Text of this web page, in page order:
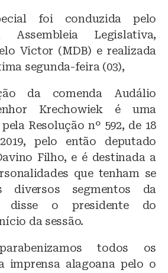
foi conduzida pelo
Assembleia Legislativa,
Victor (MDB) e realizada
segunda-feira (03),
da comenda Audálio
Krechowiek é uma
Resolução nº 592, de 18
pelo então deputado
Filho, e é destinada a
que tenham se
diversos segmentos da
disse o presidente do
da sessão.
todos os
imprensa alagoana pelo o